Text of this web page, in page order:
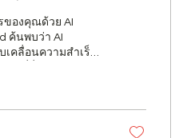
นยุค AI
ของคุณด้วย AI
ค้นพบว่า AI
คลื่อนความสำเร็จ